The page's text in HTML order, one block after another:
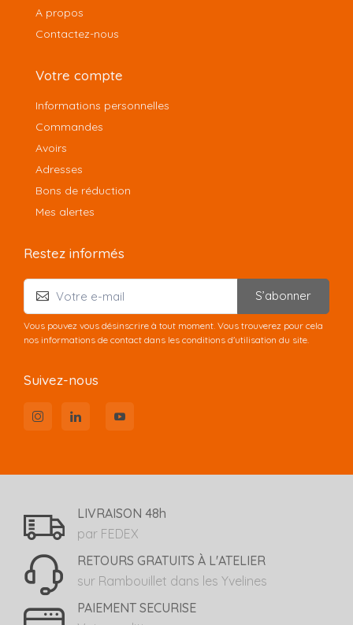
A propos
Contactez-nous
Votre compte
Informations personnelles
Commandes
Avoirs
Adresses
Bons de réduction
Mes alertes
Restez informés
S’abonner
Vous pouvez vous désinscrire à tout moment. Vous trouverez pour cela
nos informations de contact dans les conditions d'utilisation du site.
Suivez-nous
LIVRAISON 48h
par FEDEX
RETOURS GRATUITS À L'ATELIER
sur Rambouillet dans les Yvelines
PAIEMENT SECURISE